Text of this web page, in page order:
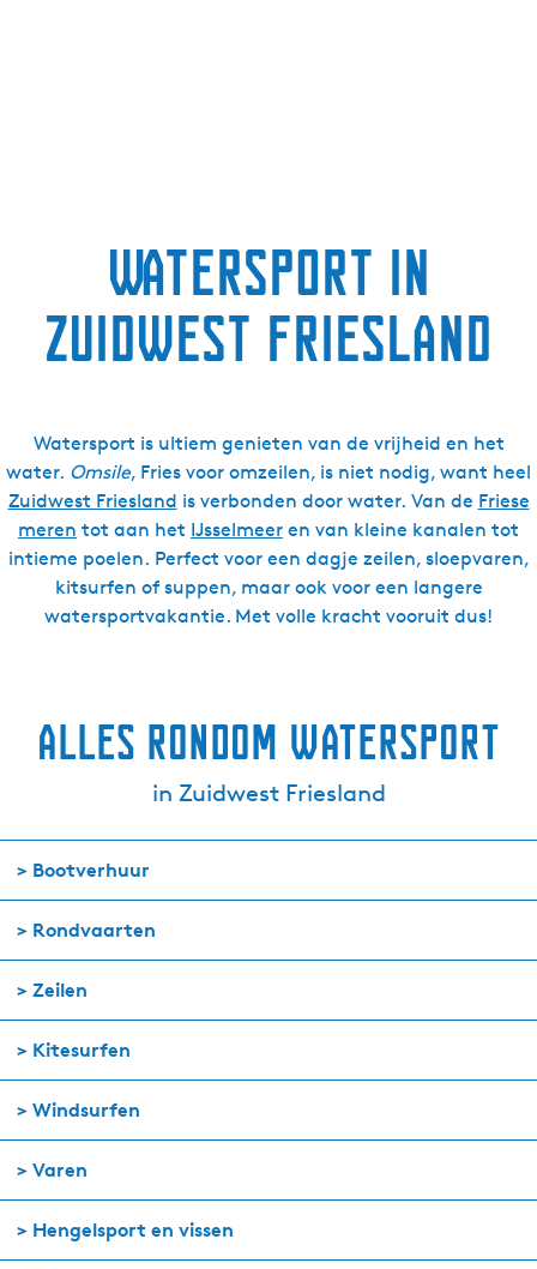
Watersport in
Zuidwest Friesland
Watersport is ultiem genieten van de vrijheid en het
water. Omsile, Fries voor omzeilen, is niet nodig, want heel
Zuidwest Friesland is verbonden door water. Van de Friese
meren tot aan het IJsselmeer en van kleine kanalen tot
intieme poelen. Perfect voor een dagje zeilen, sloepvaren,
kitsurfen of suppen, maar ook voor een langere
watersportvakantie. Met volle kracht vooruit dus!
Alles rondom watersport
in Zuidwest Friesland
> Bootverhuur
> Rondvaarten
> Zeilen
> Kitesurfen
> Windsurfen
> Varen
> Hengelsport en vissen